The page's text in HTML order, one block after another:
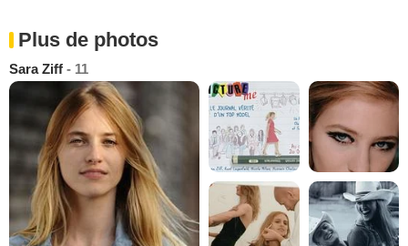
Plus de photos
Sara Ziff - 11